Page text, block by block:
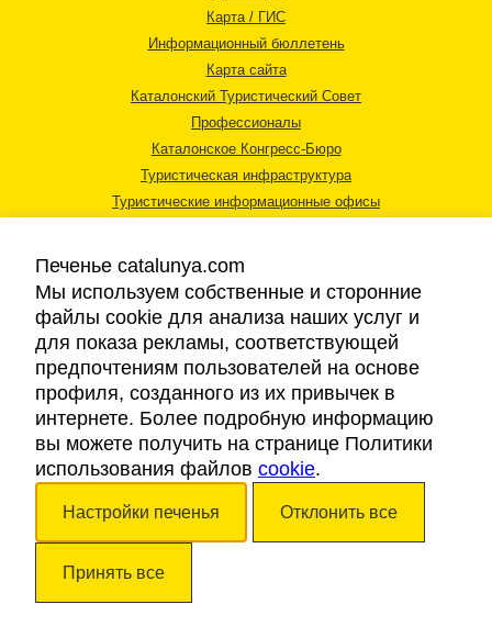
Карта / ГИС
Информационный бюллетень
Карта сайта
Каталонский Туристический Совет
Профессионалы
Каталонское Конгресс-Бюро
Туристическая инфраструктура
Туристические информационные офисы
Правовая информация
Cookies
Доступность
Авторские права © 2026. Каталонский Туристический Совет. Все права
Печенье catalunya.com
Мы используем собственные и сторонние
файлы cookie для анализа наших услуг и
для показа рекламы, соответствующей
предпочтениям пользователей на основе
профиля, созданного из их привычек в
интернете. Более подробную информацию
вы можете получить на странице Политики
использования файлов cookie.
Настройки печенья Отклонить все
Принять все